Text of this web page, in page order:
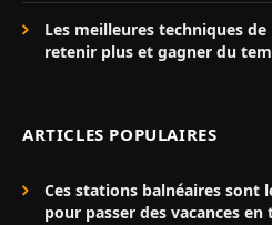
Les meilleures techniques
retenir plus et gagner du
ARTICLES POPULAIRES
Ces stations balnéaires sont
pour passer des vacances